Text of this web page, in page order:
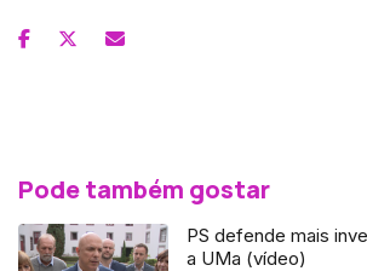
Pode também gostar
PS defende mais
a UMa (vídeo)